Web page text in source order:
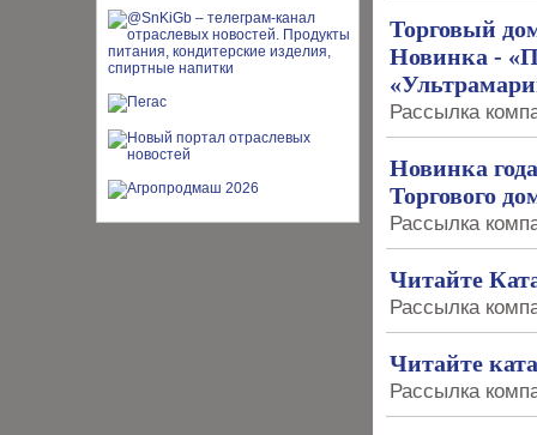
Торговый
Новинка -
Рассылка
Новинка
Торгового
Рассылка
Читайте
Рассылка
Читайте
Рассылка